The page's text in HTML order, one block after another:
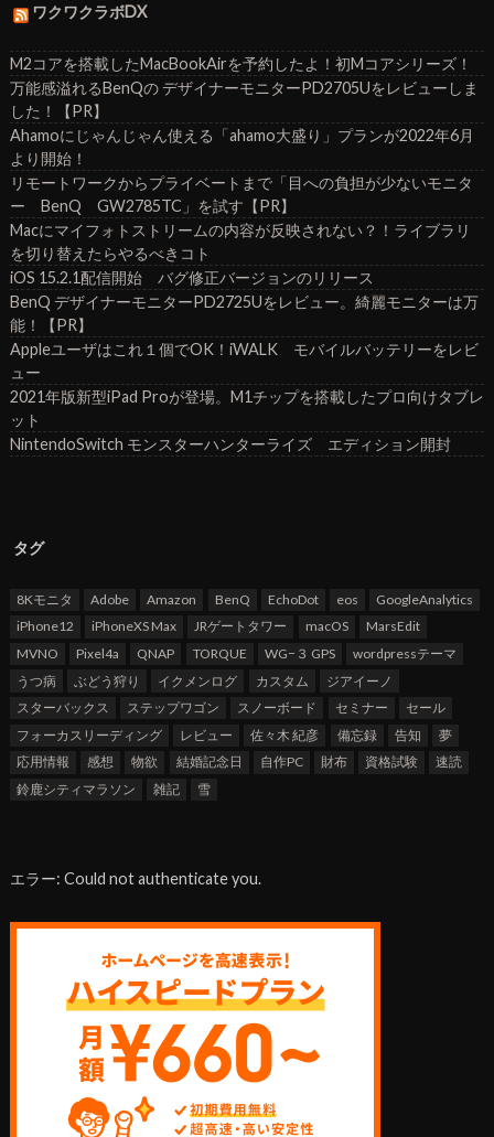
ワクワクラボDX
M2コアを搭載したMacBookAirを予約したよ！初Mコアシリーズ！
万能感溢れるBenQの デザイナーモニターPD2705Uをレビューしま
した！【PR】
Ahamoにじゃんじゃん使える「ahamo大盛り」プランが2022年6月
より開始！
リモートワークからプライベートまで「目への負担が少ないモニタ
ー BenQ GW2785TC」を試す【PR】
Macにマイフォトストリームの内容が反映されない？！ライブラリ
を切り替えたらやるべきコト
iOS 15.2.1配信開始 バグ修正バージョンのリリース
BenQ デザイナーモニターPD2725Uをレビュー。綺麗モニターは万
能！【PR】
Appleユーザはこれ１個でOK！iWALK モバイルバッテリーをレビ
ュー
2021年版新型iPad Proが登場。M1チップを搭載したプロ向けタブレ
ット
NintendoSwitch モンスターハンターライズ エディション開封
タグ
8Kモニタ Adobe Amazon BenQ EchoDot eos
GoogleAnalytics
iPhone12
iPhoneXS Max JRゲートタワー macOS
MarsEdit
MVNO
Pixel4a QNAP TORQUE WG−３ GPS
wordpressテーマ
うつ病
ぶどう狩り イクメンログ カスタム
ジアイーノ
スターバックス
ステップワゴン スノーボード セミナー
セール
フォーカスリーディング
レビュー 佐々木 紀彦 備忘録 告知
夢
応用情報
感想 物欲 結婚記念日 自作PC 財布 資格試験
速読
鈴鹿シティマラソン
雑記 雪
エラー: Could not authenticate you.